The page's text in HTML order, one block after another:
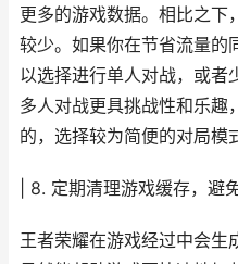
更多的游戏数据。相比之下
较少。如果你在节省流量的
以选择进行单人对战，或者
多人对战更具挑战性和乐趣
的，选择较为简便的对局模
| 8. 定期清理游戏缓存，避
王者荣耀在游戏经过中会生